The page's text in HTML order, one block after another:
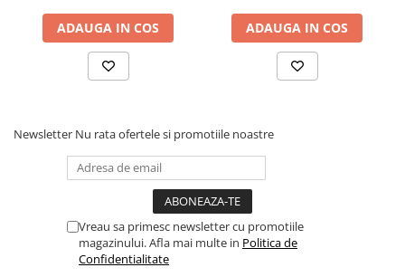
ADAUGA IN COS
sistem de aerisire cu
butoni, Salt Confort
ADAUGA IN COS
Newsletter Nu rata ofertele si promotiile noastre
Vreau sa primesc newsletter cu promotiile
magazinului. Afla mai multe in Politica de
Confidentialitate